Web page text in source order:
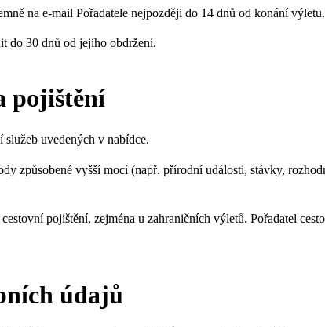
na e-mail Pořadatele nejpozději do 14 dnů od konání výletu.
do 30 dnů od jejího obdržení.
pojištění
služeb uvedených v nabídce.
způsobené vyšší mocí (např. přírodní události, stávky,
pojištění, zejména u zahraničních výletů. Pořadatel
údajů